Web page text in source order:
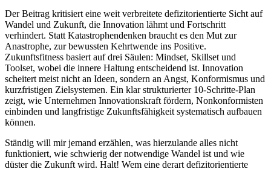
Der Beitrag kritisiert eine weit verbreitete defizitorientierte Sicht auf
Wandel und Zukunft, die Innovation lähmt und Fortschritt
verhindert. Statt Katastrophendenken braucht es den Mut zur
Anastrophe, zur bewussten Kehrtwende ins Positive.
Zukunftsfitness basiert auf drei Säulen: Mindset, Skillset und
Toolset, wobei die innere Haltung entscheidend ist. Innovation
scheitert meist nicht an Ideen, sondern an Angst, Konformismus und
kurzfristigen Zielsystemen. Ein klar strukturierter 10-Schritte-Plan
zeigt, wie Unternehmen Innovationskraft fördern, Nonkonformisten
einbinden und langfristige Zukunftsfähigkeit systematisch aufbauen
können.
Ständig will mir jemand erzählen, was hierzulande alles nicht
funktioniert, wie schwierig der notwendige Wandel ist und wie
düster die Zukunft wird. Halt! Wem eine derart defizitorientierte